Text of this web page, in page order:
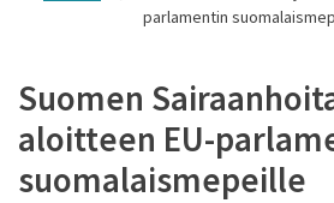
parlamentin
Suomen
aloitteen EU-
suomalaismepeille